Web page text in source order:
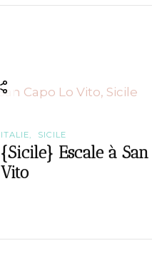
ITALIE SICILE
{Sicile} Escale à San
Vito